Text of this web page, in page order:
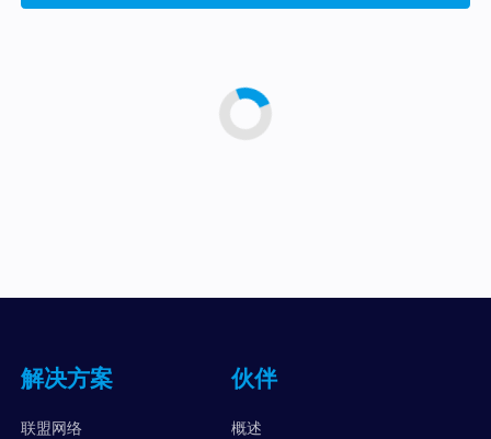
解决方案
联盟网络
伙伴
概述